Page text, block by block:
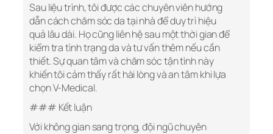
Sau liệu trình, tôi được các chuyên viên hướng
dẫn cách chăm sóc da tại nhà để duy trì hiệu
quả lâu dài. Họ cũng liên hệ sau một thời gian để
kiểm tra tình trạng da và tư vấn thêm nếu cần
thiết. Sự quan tâm và chăm sóc tận tình này
khiến tôi cảm thấy rất hài lòng và an tâm khi lựa
chọn V-Medical.
### Kết luận
Với không gian sang trọng, đội ngũ chuyên